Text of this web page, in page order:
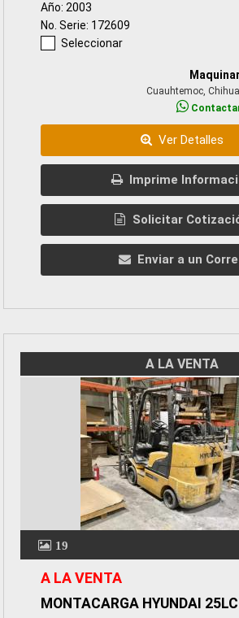
Año: 2003
No. Serie: 172609
Seleccionar
Cuauhtemoc,
Ver Detalles
Imprime
Solicitar
Enviar a un
A LA VENTA
19
A LA VENTA
MONTACARGA HYUNDAI